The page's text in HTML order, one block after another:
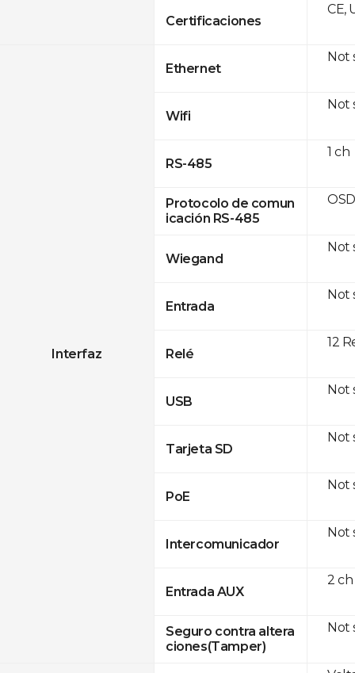
Certificaciones
Interfaz
Ethernet
Wifi
RS-485
Protocolo de comun
icación RS-485
Wiegand
Entrada
Relé
USB
Tarjeta SD
PoE
Intercomunicador
Entrada AUX
Seguro contra altera
ciones(Tamper)
CE,
Not
Not
1 ch
Not
Not
12
Not
Not
Not
Not
2
Not